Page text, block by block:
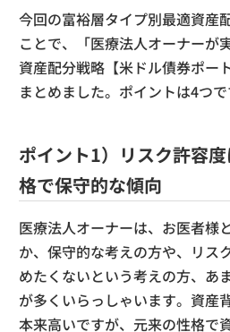
今回の富裕層タイプ別最適資産
ことで、「医療法人オーナーが
資産配分戦略【米ドル債券ポー
まとめました。ポイントは4つで
ポイント1）リスク許容
格で保守的な傾向
医療法人オーナーは、お医者様
か、保守的な考えの方や、リス
めたくないという考えの方、あ
が多くいらっしゃいます。資産
本来高いですが、元来の性格で